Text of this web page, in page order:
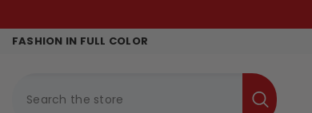
FASHION IN FULL COLOR